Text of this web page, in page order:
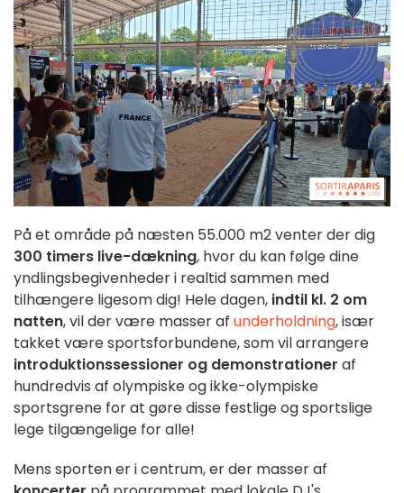
På et område på næsten 55.000 m2 venter der dig
300 timers live-dækning, hvor du kan følge dine
yndlingsbegivenheder i realtid sammen med
tilhængere ligesom dig! Hele dagen, indtil kl. 2 om
natten, vil der være masser af underholdning, især
takket være sportsforbundene, som vil arrangere
introduktionssessioner og demonstrationer af
hundredvis af olympiske og ikke-olympiske
sportsgrene for at gøre disse festlige og sportslige
lege tilgængelige for alle!
Mens sporten er i centrum, er der masser af